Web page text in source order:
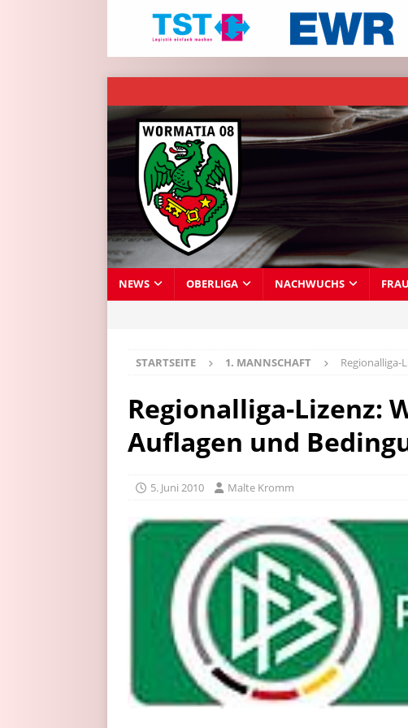
NEWS OBERLIGA NACHWUCHS
STARTSEITE 1. MANNSCHAFT Regionalliga-
Regionalliga-Lizenz:
Auflagen und
5. Juni 2010 Malte Kromm